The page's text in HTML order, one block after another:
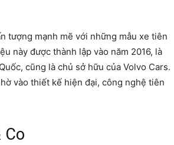
Thông
tượng mạnh mẽ với những mẫu xe tiên
này được thành lập vào năm 2016, là
cũng là chủ sở hữu của Volvo Cars.
vào thiết kế hiện đại, công nghệ tiên
Co